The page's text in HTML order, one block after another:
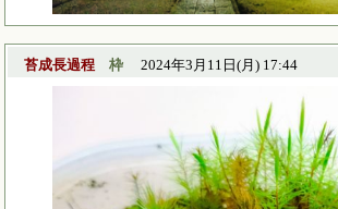
苔成長過程 枠 2024年3月11日(月) 17:44